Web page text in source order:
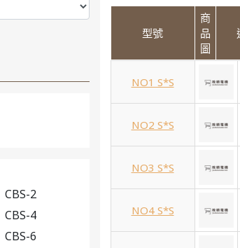
CBS-2
CBS-4
CBS-6
型號
商
品
圖
NO1 S*S
NO2 S*S
NO3 S*S
NO4 S*S